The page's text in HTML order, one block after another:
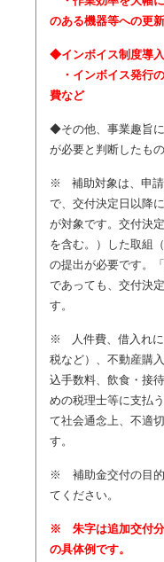
のある機器等への更
◆インボイス制度導
・インボイス発行
費など
◆その他、事業趣旨
が必要と判断したもの
※ 補助対象は、申請
で、交付決定日以降
が対象です。交付決
を含む。）した取組
の提出が必要です。
であっても、交付決
す。
※ 人件費、借入れに
税など）、不動産購
込手数料、飲食・接
めの税理士等に支払
て社会通念上、不適
す。
※ 補助金交付の目的
てください。
※ 朱字は追加交付分
の具体例です。